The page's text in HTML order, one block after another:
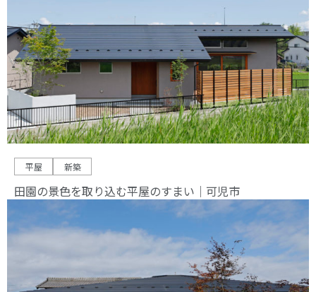
平屋 新築
田園の景色を取り込む平屋のすまい｜可児市